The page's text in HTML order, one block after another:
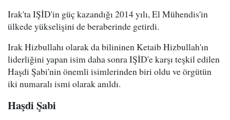
Irak'ta IŞİD'in güç kazandığı 2014 yılı, El Mühendis'in
ülkede yükselişini de beraberinde getirdi.
Irak Hizbullahı olarak da bilininen Ketaib Hizbullah'ın
liderliğini yapan isim daha sonra IŞİD'e karşı teşkil edilen
Haşdi Şabi'nin önemli isimlerinden biri oldu ve örgütün
iki numaralı ismi olarak anıldı.
Haşdi Şabi